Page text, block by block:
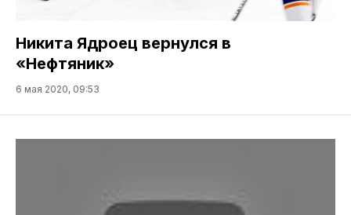
Никита Ядроец вернулся в
«Нефтяник»
6 мая 2020, 09:53